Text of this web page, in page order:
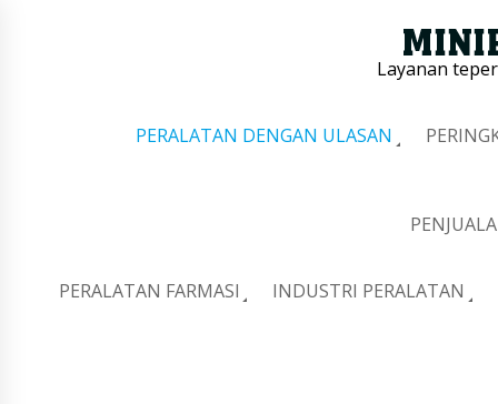
Layanan
PERALATAN DENGAN ULASAN
PERALATAN FARMASI INDUSTRI PERALATAN